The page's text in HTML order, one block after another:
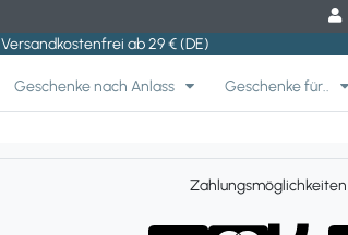
Versandkostenfrei ab 29 € (DE)
Geschenke nach Anlass Geschenke für..
Zahlungsmöglichkeiten